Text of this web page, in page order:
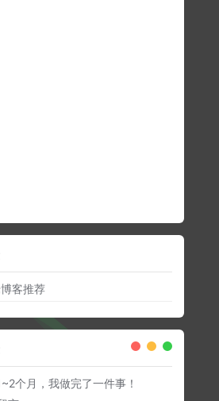
客推荐
个月，我做完了一件事！